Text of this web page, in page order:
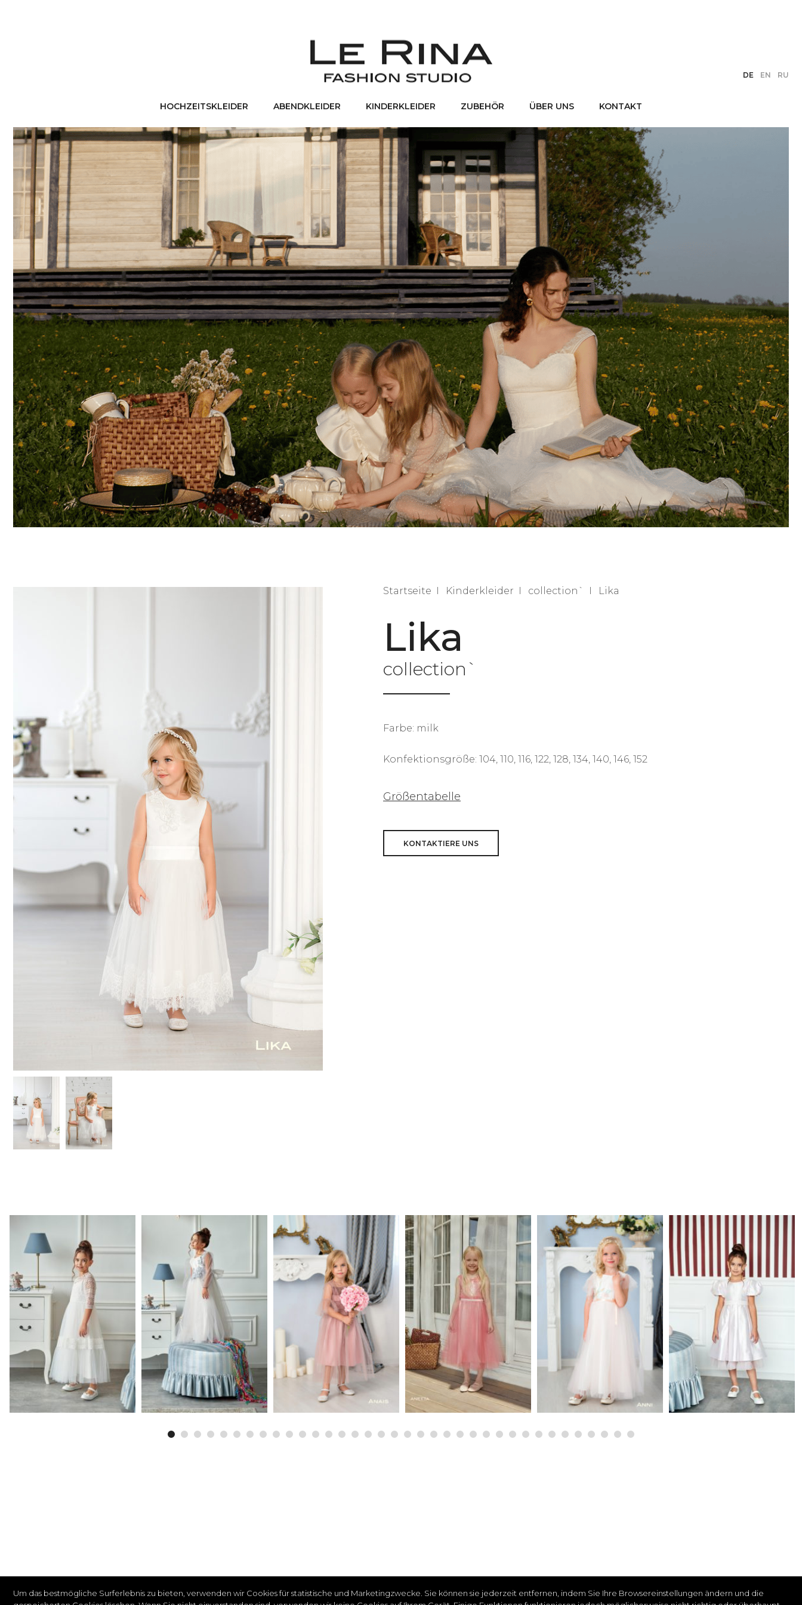
DE EN RU
HOCHZEITSKLEIDER ABENDKLEIDER KINDERKLEIDER ZUBEHÖR ÜBER UNS KONTAKT
Startseite Kinderkleider collection` Lika
Lika
collection`
Farbe: milk
Konfektionsgröße: 104, 110, 116, 122, 128, 134, 140, 146, 152
Größentabelle
KONTAKTIERE UNS
Um das bestmögliche Surferlebnis zu bieten, verwenden wir Cookies für statistische und Marketingzwecke. Sie können sie jederzeit entfernen, indem Sie Ihre Browsereinstellungen ändern und die